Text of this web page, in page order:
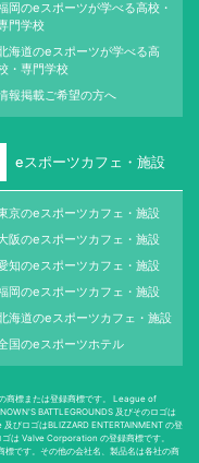
岡のeスポーツが学べる高校・
門学校
海道のeスポーツが学べる高
・専門学校
報掲載ご希望の方へ
eスポーツカフェ・施設
京のeスポーツカフェ・施設
阪のeスポーツカフェ・施設
知のeスポーツカフェ・施設
岡のeスポーツカフェ・施設
海道のeスポーツカフェ・施設
国のeスポーツホテル
商標または登録商標です。 League of
BATTLEGROUNDS 及びそのロゴは
ロゴはBLIZZARD ENTERTAINMENT の登
は Valve Corporation の登録商標です。
です。その他の会社名、製品名は各社の商